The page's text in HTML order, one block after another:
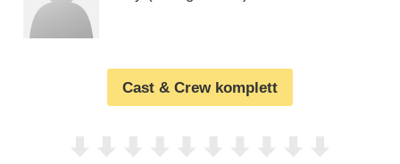
Cast & Crew komplett